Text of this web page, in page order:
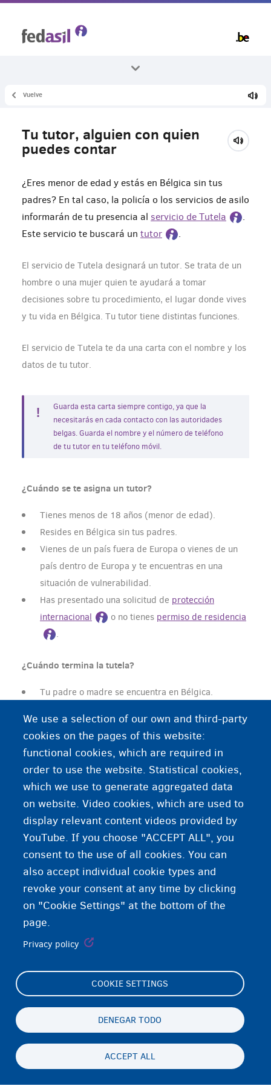
Todos los temas
Tu tutor
Vuelve
Tu tutor, alguien con quien
puedes contar
¿Eres menor de edad y estás en Bélgica sin tus
padres? En tal caso, la policía o los servicios de asilo
informarán de tu presencia al servicio de Tutela
.
Este servicio te buscará un tutor .
El servicio de Tutela designará un tutor. Se trata de un
hombre o una mujer quien te ayudará a tomar
decisiones sobre tu procedimiento, el lugar donde vives
y tu vida en Bélgica. Tu tutor tiene distintas funciones.
El servicio de Tutela te da una carta con el nombre y los
datos de tu tutor.
Guarda esta carta siempre contigo, ya que la
necesitarás en cada contacto con las autoridades
belgas. Guarda el nombre y el número de teléfono
de tu tutor en tu teléfono móvil.
¿Cuándo se te asigna un tutor?
Tienes menos de 18 años (menor de edad).
Resides en Bélgica sin tus padres.
Vienes de un país fuera de Europa o vienes de un
país dentro de Europa y te encuentras en una
situación de vulnerabilidad.
Has presentado una solicitud de protección
internacional
o no tienes permiso de residencia
.
¿Cuándo termina la tutela?
Tu padre o madre se encuentra en Bélgica.
Abandonas el territorio belga.
¿Necesita más información?
Las funciones de tu tutor
We use a selection of our own and third-party
cookies on the pages of this website:
functional cookies, which are required in
order to use the website. Statistical cookies,
which we use to generate aggregated data
on website. Video cookies, which are used to
display relevant content videos provided by
YouTube. If you choose "ACCEPT ALL", you
consent to the use of all cookies. You can
also accept individual cookie types and
revoke your consent at any time by clicking
on "Cookie Settings" at the bottom of the
page.
Privacy policy
COOKIE SETTINGS
DENEGAR TODO
ACCEPT ALL
Footer
(menu)
Cookie Settings
Privacidad y descargo de responsabilidad
ES
Persistent